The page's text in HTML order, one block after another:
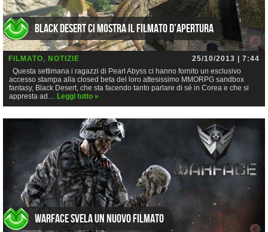
Black Desert ci mostra il filmato d’apertura
FILMATO, NOTIZIE
25/10/2013 | 7:44
Questa settimana i ragazzi di Pearl Abyss ci hanno fornito un esclusivo
accesso stampa alla closed beta del loro attesissimo MMORPG sandbox
fantasy, Black Desert, che sta facendo tanto parlare di sé in Corea e che si
appresta ad… Leggi tutto »
Warface svela un nuovo filmato